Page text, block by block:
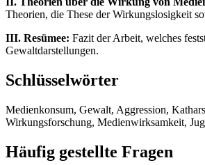
Theorien, die These der Wirkungslosigkeit
III. Resümee: Fazit der Arbeit, welches
Gewaltdarstellungen.
Schlüsselwörter
Medienkonsum, Gewalt, Aggression,
Wirkungsforschung, Medienwirksamkeit,
Häufig gestellte Fragen